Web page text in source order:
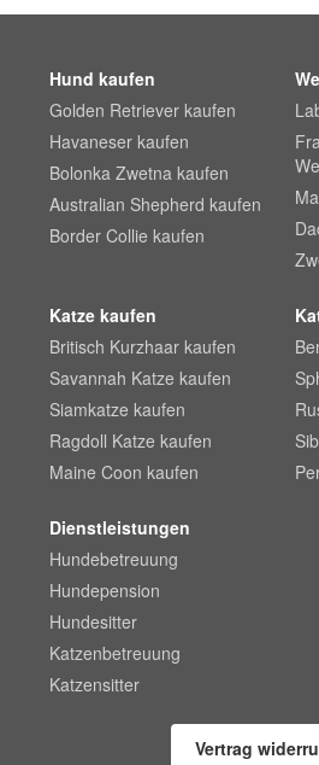
Hund kaufen
Golden Retriever kaufen
Havaneser kaufen
Bolonka Zwetna kaufen
Australian Shepherd kaufen
Border Collie kaufen
Katze kaufen
Britisch Kurzhaar kaufen
Savannah Katze kaufen
Siamkatze kaufen
Ragdoll Katze kaufen
Maine Coon kaufen
Dienstleistungen
Hundebetreuung
Hundepension
Hundesitter
Katzenbetreuung
Katzensitter
Vertrag